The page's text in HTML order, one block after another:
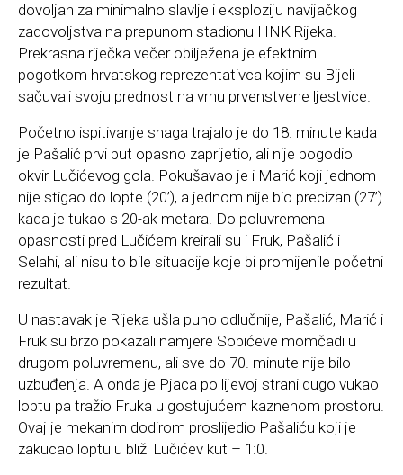
dovoljan za minimalno slavlje i eksploziju navijačkog
zadovoljstva na prepunom stadionu HNK Rijeka.
Prekrasna riječka večer obilježena je efektnim
pogotkom hrvatskog reprezentativca kojim su Bijeli
sačuvali svoju prednost na vrhu prvenstvene ljestvice.
Početno ispitivanje snaga trajalo je do 18. minute kada
je Pašalić prvi put opasno zaprijetio, ali nije pogodio
okvir Lučićevog gola. Pokušavao je i Marić koji jednom
nije stigao do lopte (20’), a jednom nije bio precizan (27’)
kada je tukao s 20-ak metara. Do poluvremena
opasnosti pred Lučićem kreirali su i Fruk, Pašalić i
Selahi, ali nisu to bile situacije koje bi promijenile početni
rezultat.
U nastavak je Rijeka ušla puno odlučnije, Pašalić, Marić i
Fruk su brzo pokazali namjere Sopićeve momčadi u
drugom poluvremenu, ali sve do 70. minute nije bilo
uzbuđenja. A onda je Pjaca po lijevoj strani dugo vukao
loptu pa tražio Fruka u gostujućem kaznenom prostoru.
Ovaj je mekanim dodirom proslijedio Pašaliću koji je
zakucao loptu u bliži Lučićev kut – 1:0.